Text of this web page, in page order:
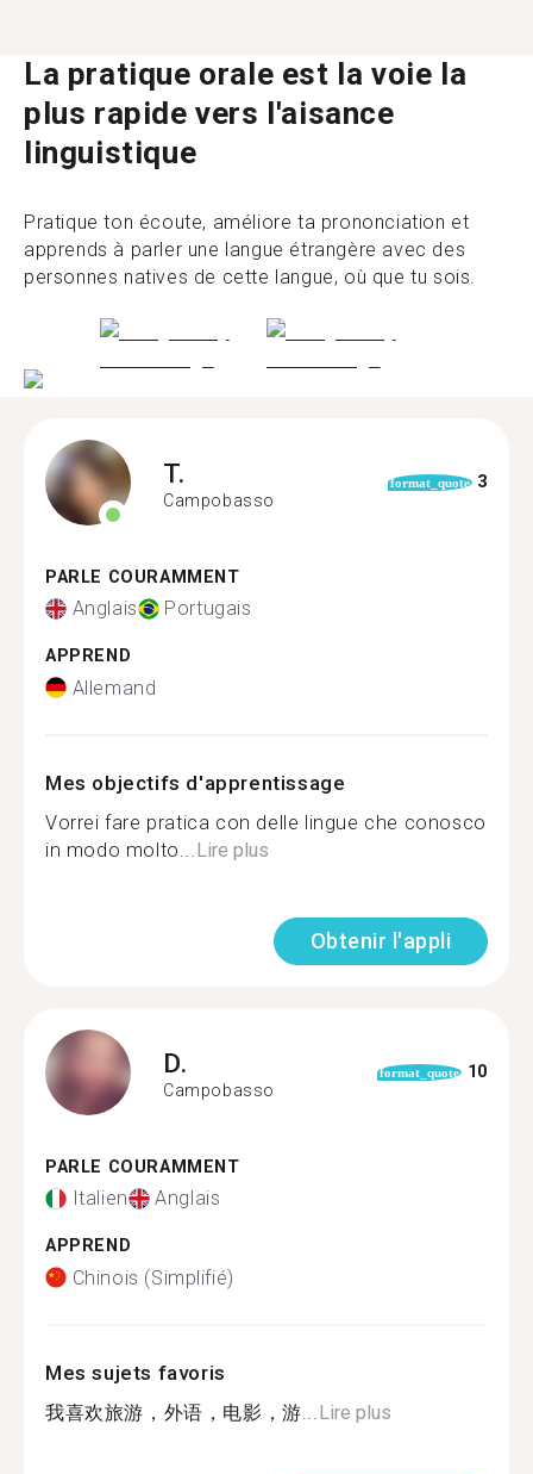
La pratique orale est la voie la
plus rapide vers l'aisance
linguistique
Pratique ton écoute, améliore ta prononciation et
apprends à parler une langue étrangère avec des
personnes natives de cette langue, où que tu sois.
T.
Campobasso
format_quote 3
PARLE COURAMMENT
Anglais Portugais
APPREND
Allemand
Mes objectifs d'apprentissage
Vorrei fare pratica con delle lingue che conosco
in modo molto... Lire plus
Obtenir l'appli
D.
Campobasso
format_quote 10
PARLE COURAMMENT
Italien Anglais
APPREND
Chinois (Simplifié)
Mes sujets favoris
我喜欢旅游，外语，电影，游... Lire plus